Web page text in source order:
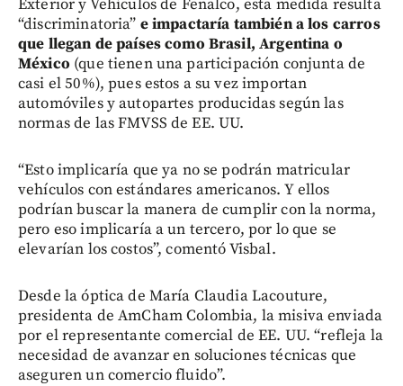
Exterior y Vehículos de Fenalco, esta medida resulta
“discriminatoria” e impactaría también a los carros
que llegan de países como Brasil, Argentina o
México (que tienen una participación conjunta de
casi el 50%), pues estos a su vez importan
automóviles y autopartes producidas según las
normas de las FMVSS de EE. UU.
“Esto implicaría que ya no se podrán matricular
vehículos con estándares americanos. Y ellos
podrían buscar la manera de cumplir con la norma,
pero eso implicaría a un tercero, por lo que se
elevarían los costos”, comentó Visbal.
Desde la óptica de María Claudia Lacouture,
presidenta de AmCham Colombia, la misiva enviada
por el representante comercial de EE. UU. “refleja la
necesidad de avanzar en soluciones técnicas que
aseguren un comercio fluido”.